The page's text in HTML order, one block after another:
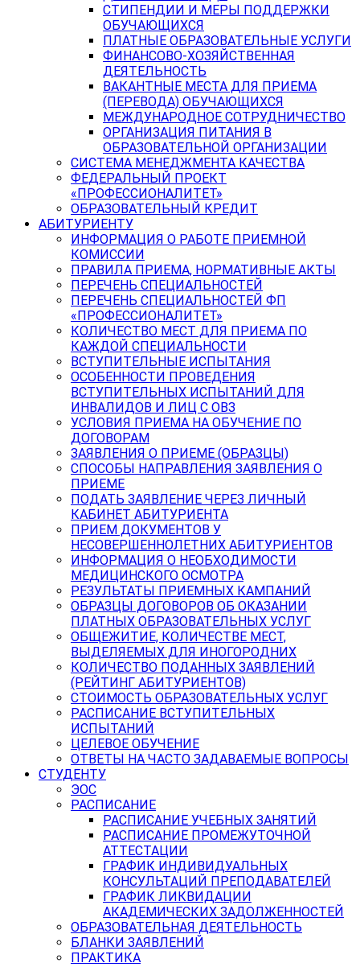
СТИПЕНДИИ И МЕРЫ ПОДДЕРЖКИ
ОБУЧАЮЩИХСЯ
ПЛАТНЫЕ ОБРАЗОВАТЕЛЬНЫЕ УСЛУГИ
ФИНАНСОВО-ХОЗЯЙСТВЕННАЯ
ДЕЯТЕЛЬНОСТЬ
ВАКАНТНЫЕ МЕСТА ДЛЯ ПРИЕМА
(ПЕРЕВОДА) ОБУЧАЮЩИХСЯ
МЕЖДУНАРОДНОЕ СОТРУДНИЧЕСТВО
ОРГАНИЗАЦИЯ ПИТАНИЯ В
ОБРАЗОВАТЕЛЬНОЙ ОРГАНИЗАЦИИ
СИСТЕМА МЕНЕДЖМЕНТА КАЧЕСТВА
ФЕДЕРАЛЬНЫЙ ПРОЕКТ
«ПРОФЕССИОНАЛИТЕТ»
ОБРАЗОВАТЕЛЬНЫЙ КРЕДИТ
АБИТУРИЕНТУ
ИНФОРМАЦИЯ О РАБОТЕ ПРИЕМНОЙ
КОМИССИИ
ПРАВИЛА ПРИЕМА, НОРМАТИВНЫЕ АКТЫ
ПЕРЕЧЕНЬ СПЕЦИАЛЬНОСТЕЙ
ПЕРЕЧЕНЬ СПЕЦИАЛЬНОСТЕЙ ФП
«ПРОФЕССИОНАЛИТЕТ»
КОЛИЧЕСТВО МЕСТ ДЛЯ ПРИЕМА ПО
КАЖДОЙ СПЕЦИАЛЬНОСТИ
ВСТУПИТЕЛЬНЫЕ ИСПЫТАНИЯ
ОСОБЕННОСТИ ПРОВЕДЕНИЯ
ВСТУПИТЕЛЬНЫХ ИСПЫТАНИЙ ДЛЯ
ИНВАЛИДОВ И ЛИЦ С ОВЗ
УСЛОВИЯ ПРИЕМА НА ОБУЧЕНИЕ ПО
ДОГОВОРАМ
ЗАЯВЛЕНИЯ О ПРИЕМЕ (ОБРАЗЦЫ)
СПОСОБЫ НАПРАВЛЕНИЯ ЗАЯВЛЕНИЯ О
ПРИЕМЕ
ПОДАТЬ ЗАЯВЛЕНИЕ ЧЕРЕЗ ЛИЧНЫЙ
КАБИНЕТ АБИТУРИЕНТА
ПРИЕМ ДОКУМЕНТОВ У
НЕСОВЕРШЕННОЛЕТНИХ АБИТУРИЕНТОВ
ИНФОРМАЦИЯ О НЕОБХОДИМОСТИ
МЕДИЦИНСКОГО ОСМОТРА
РЕЗУЛЬТАТЫ ПРИЕМНЫХ КАМПАНИЙ
ОБРАЗЦЫ ДОГОВОРОВ ОБ ОКАЗАНИИ
ПЛАТНЫХ ОБРАЗОВАТЕЛЬНЫХ УСЛУГ
ОБЩЕЖИТИЕ, КОЛИЧЕСТВЕ МЕСТ,
ВЫДЕЛЯЕМЫХ ДЛЯ ИНОГОРОДНИХ
КОЛИЧЕСТВО ПОДАННЫХ ЗАЯВЛЕНИЙ
(РЕЙТИНГ АБИТУРИЕНТОВ)
СТОИМОСТЬ ОБРАЗОВАТЕЛЬНЫХ УСЛУГ
РАСПИСАНИЕ ВСТУПИТЕЛЬНЫХ
ИСПЫТАНИЙ
ЦЕЛЕВОЕ ОБУЧЕНИЕ
ОТВЕТЫ НА ЧАСТО ЗАДАВАЕМЫЕ ВОПРОСЫ
СТУДЕНТУ
ЭОС
РАСПИСАНИЕ
РАСПИСАНИЕ УЧЕБНЫХ ЗАНЯТИЙ
РАСПИСАНИЕ ПРОМЕЖУТОЧНОЙ
АТТЕСТАЦИИ
ГРАФИК ИНДИВИДУАЛЬНЫХ
КОНСУЛЬТАЦИЙ ПРЕПОДАВАТЕЛЕЙ
ГРАФИК ЛИКВИДАЦИИ
АКАДЕМИЧЕСКИХ ЗАДОЛЖЕННОСТЕЙ
ОБРАЗОВАТЕЛЬНАЯ ДЕЯТЕЛЬНОСТЬ
БЛАНКИ ЗАЯВЛЕНИЙ
ПРАКТИКА